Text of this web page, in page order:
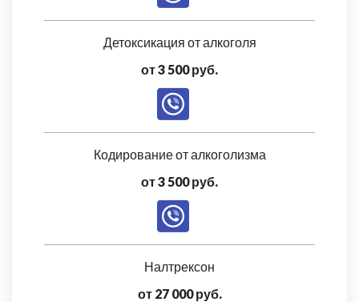
Детоксикация от алкоголя
от 3 500 руб.
Кодирование от алкоголизма
от 3 500 руб.
Налтрексон
от 27 000 руб.